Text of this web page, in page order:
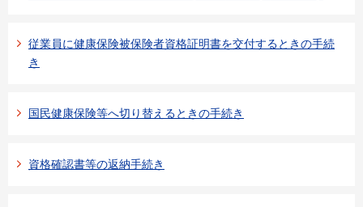
従業員に健康保険被保険者資格証明書を交付するときの手続
き
国民健康保険等へ切り替えるときの手続き
資格確認書等の返納手続き